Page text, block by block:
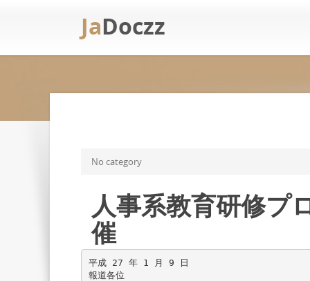
JaDoczz
No category
人事系教育研修プ
催
平成 27 年 1 月 9 日
報道各位